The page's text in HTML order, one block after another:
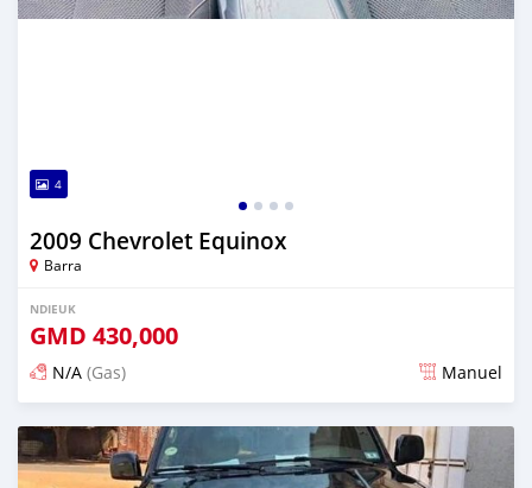
4
2009 Chevrolet Equinox
Barra
NDIEUK
GMD 430,000
N/A (Gas) Manuel
Dougal na niou ko depuis almost 2 years